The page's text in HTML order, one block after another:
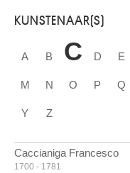
KUNSTENAAR(S)
A B C D E
M N O P Q
Y Z
Caccianiga Francesco
1700 - 1781